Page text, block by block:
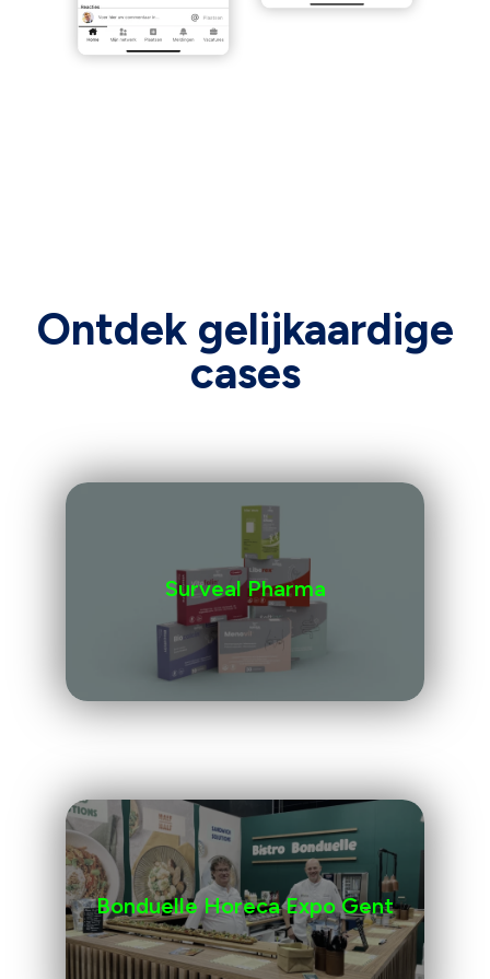
Ontdek gelijkaardige
cases
Surveal Pharma
Bonduelle Horeca Expo Gent